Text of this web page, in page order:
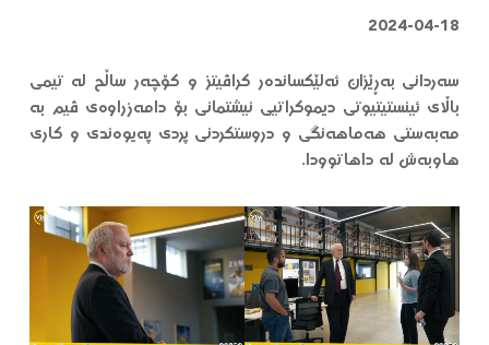
2024-04-18
سەردانی بەڕێزان ئەلێکساندەر کراڤیتز و کۆچەر ساڵح لە تیمی
باڵای ئینستیتیوتی دیموکراتیی نیشتمانی بۆ دامەزراوەی ڤیم بە
مەبەستی هەماهەنگی و دروستکردنی پردی پەیوەندی و کاری
هاوبەش لە داهاتوودا.